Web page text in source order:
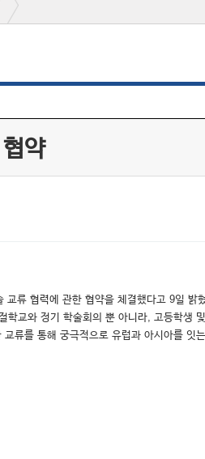
약
류 협력에 관한 협약을 체결했다고 9일
교와 정기 학술회의 뿐 아니라, 고등학생
류를 통해 궁극적으로 유럽과 아시아를 잇